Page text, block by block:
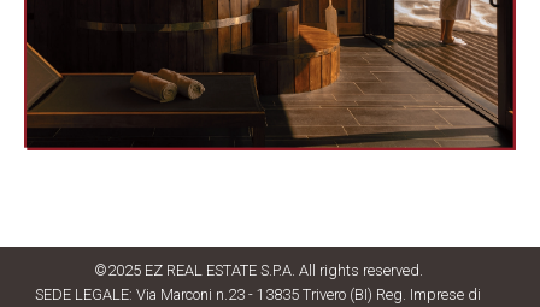
©2025 EZ REAL ESTATE S.P.A. All rights reserved.
SEDE LEGALE: Via Marconi n.23 - 13835 Trivero (BI) Reg. Imprese di